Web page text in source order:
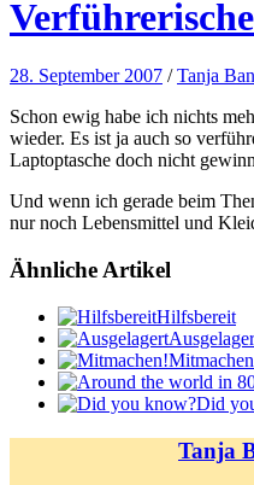
28. September 2007 /Tanja
Schon ewig habe ich nichts
wieder. Es ist ja auch so
Laptoptasche doch nicht
Und wenn ich gerade beim
nur noch Lebensmittel und
Ähnliche Artikel
Hilfsbereit
Did
Tanja